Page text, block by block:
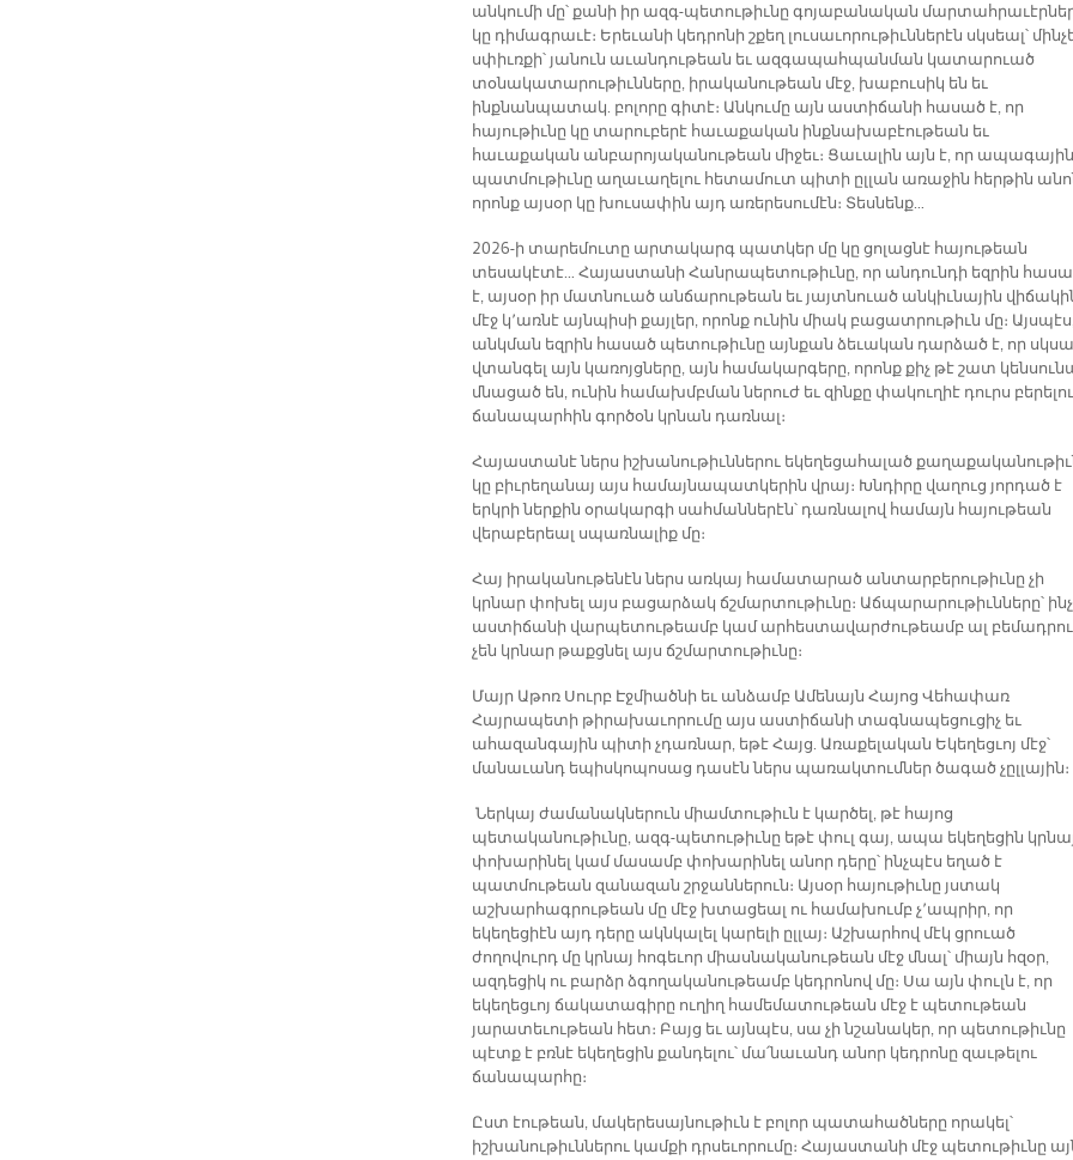
անկումի մը՝ քանի իր ազգ-պետութիւնը գոյաբանական
կը դիմագրաւէ։ Երեւանի կեդրոնի շքեղ լուսաւորութիւններէն սկսեալ՝
սփիւռքի՝ յանուն աւանդութեան եւ ազգապահպանման կատարուած
տօնակատարութիւնները, իրականութեան մէջ, խաբուսիկ են եւ
ինքնանպատակ. բոլորը գիտէ։ Անկումը այն աստիճանի հասած է, որ
հայութիւնը կը տարուբերէ հաւաքական ինքնախաբէութեան եւ
հաւաքական անբարոյականութեան միջեւ։ Ցաւալին այն է, որ ապագային
պատմութիւնը աղաւաղելու հետամուտ պիտի ըլլան առաջին հերթին
որոնք այսօր կը խուսափին այդ առերեսումէն։ Տեսնենք…
2026-ի տարեմուտը արտակարգ պատկեր մը կը ցոլացնէ հայութեան
տեսակէտէ… Հայաստանի Հանրապետութիւնը, որ անդունդի եզրին
է, այսօր իր մատնուած անճարութեան եւ յայտնուած անկիւնային
մէջ կ՚առնէ այնպիսի քայլեր, որոնք ունին միակ բացատրութիւն մը։
անկման եզրին հասած պետութիւնը այնքան ձեւական դարձած է, որ
վտանգել այն կառոյցները, այն համակարգերը, որոնք քիչ թէ շատ
մնացած են, ունին համախմբման ներուժ եւ զինքը փակուղիէ դուրս բերելու
ճանապարհին գործօն կրնան դառնալ։
Հայաստանէ ներս իշխանութիւններու եկեղեցահալած
կը բիւրեղանայ այս համայնապատկերին վրայ։ Խնդիրը վաղուց յորդած է
երկրի ներքին օրակարգի սահմաններէն՝ դառնալով համայն հայութեան
վերաբերեալ սպառնալիք մը։
Հայ իրականութենէն ներս առկայ համատարած անտարբերութիւնը չի
կրնար փոխել այս բացարձակ ճշմարտութիւնը։ Աճպարարութիւնները՝ ինչ
աստիճանի վարպետութեամբ կամ արհեստավարժութեամբ ալ
չեն կրնար թաքցնել այս ճշմարտութիւնը։
Մայր Աթոռ Սուրբ Էջմիածնի եւ անձամբ Ամենայն Հայոց Վեհափառ
Հայրապետի թիրախաւորումը այս աստիճանի տագնապեցուցիչ եւ
ահազանգային պիտի չդառնար, եթէ Հայց. Առաքելական Եկեղեցւոյ մէջ՝
մանաւանդ եպիսկոպոսաց դասէն ներս պառակտումներ ծագած չըլլային։
Ներկայ ժամանակներուն միամտութիւն է կարծել, թէ հայոց
պետականութիւնը, ազգ-պետութիւնը եթէ փուլ գայ, ապա եկեղեցին
փոխարինել կամ մասամբ փոխարինել անոր դերը՝ ինչպէս եղած է
պատմութեան զանազան շրջաններուն։ Այսօր հայութիւնը յստակ
աշխարհագրութեան մը մէջ խտացեալ ու համախումբ չ՚ապրիր, որ
եկեղեցիէն այդ դերը ակնկալել կարելի ըլլայ։ Աշխարհով մէկ ցրուած
ժողովուրդ մը կրնայ հոգեւոր միասնականութեան մէջ մնալ՝ միայն հզօր,
ազդեցիկ ու բարձր ձգողականութեամբ կեդրոնով մը։ Սա այն փուլն է, որ
եկեղեցւոյ ճակատագիրը ուղիղ համեմատութեան մէջ է պետութեան
յարատեւութեան հետ։ Բայց եւ այնպէս, սա չի նշանակեր, որ պետութիւնը
պէտք է բռնէ եկեղեցին քանդելու՝ մա՛նաւանդ անոր կեդրոնը զաւթելու
ճանապարհը։
Ըստ էութեան, մակերեսայնութիւն է բոլոր պատահածները որակել՝
իշխանութիւններու կամքի դրսեւորումը։ Հայաստանի մէջ պետութիւնը